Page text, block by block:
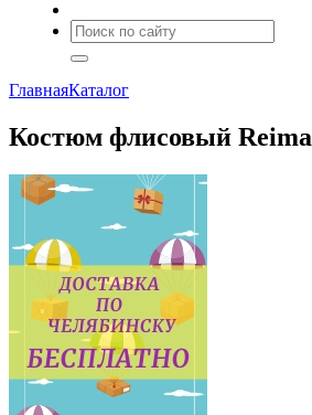
ГлавнаяКаталог
Костюм флисовый Reima